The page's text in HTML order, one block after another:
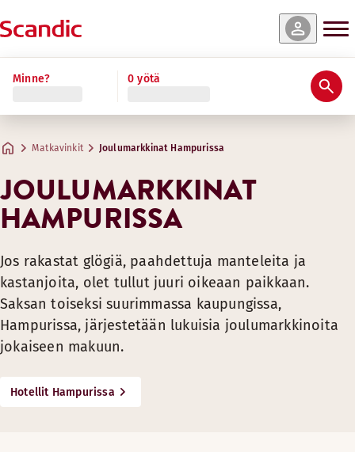
Minne? 0 yötä
Matkavinkit Joulumarkkinat Hampurissa
JOULUMARKKINAT
HAMPURISSA
Jos rakastat glögiä, paahdettuja manteleita ja
kastanjoita, olet tullut juuri oikeaan paikkaan.
Saksan toiseksi suurimmassa kaupungissa,
Hampurissa, järjestetään lukuisia joulumarkkinoita
jokaiseen makuun.
Hotellit Hampurissa